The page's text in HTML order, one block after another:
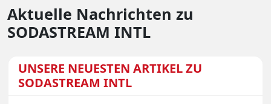
Aktuelle Nachrichten zu
SODASTREAM INTL
UNSERE NEUESTEN ARTIKEL ZU
SODASTREAM INTL